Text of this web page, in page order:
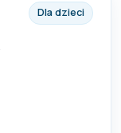
Dla dzieci